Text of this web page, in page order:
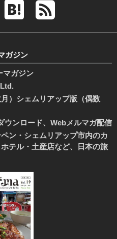
ガジン
マガジン
）シェムリアップ版（偶数
ウンロード、Webメルマガ配信
ン・シェムリアップ市内のカ
テル・土産店など、日本の旅